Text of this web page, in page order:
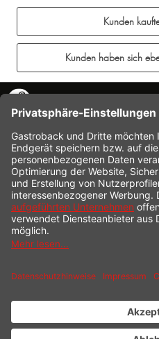
Kunden
Kunden haben sich
SERVICE HOTLINE
INFORMATION
SHOP SERVICE